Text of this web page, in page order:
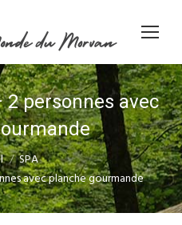
2 personnes avec
SPA
avec planche gourmande